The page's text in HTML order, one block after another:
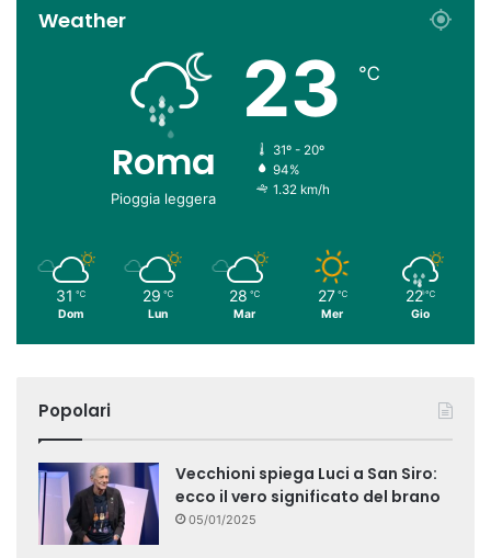
Weather
Roma
Pioggia leggera
23 ℃
31º - 20º
94%
1.32 km/h
31 ℃
Dom
29 ℃
Lun
28 ℃
Mar
27 ℃
Mer
22 ℃
Gio
Popolari
Vecchioni spiega Luci a San Siro:
ecco il vero significato del brano
05/01/2025